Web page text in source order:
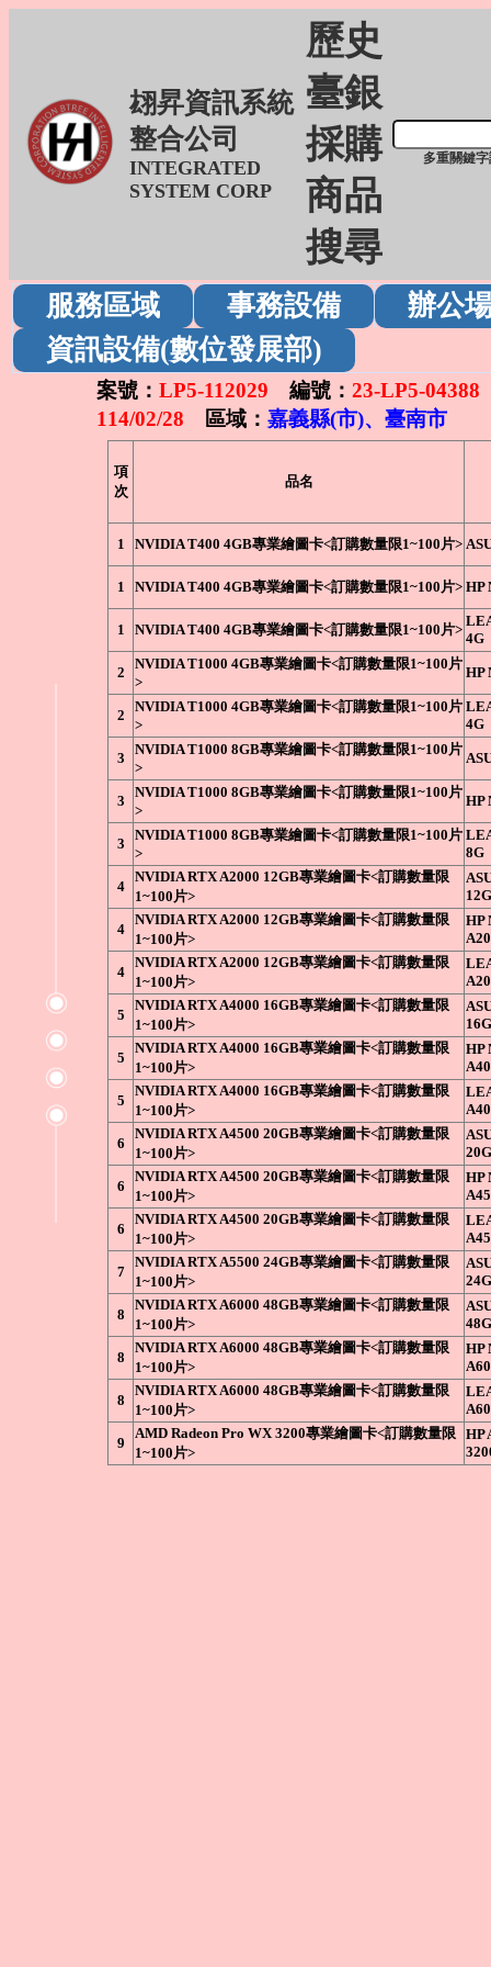
翃昇資訊系統
整合公司
INTEGRATED
SYSTEM CORP
歷史
臺銀
採購
商品
搜尋
多重關鍵
服務區域 事務設備
辦公
資訊設備(數位發展部)
案號： LP5-112029 編號： 23-LP5-04388
114/02/28 區域： 嘉義縣(市)、臺南市
項
次
品名
1 NVIDIA T400 4GB專業繪圖卡<訂購數量限1~100片>
1 NVIDIA T400 4GB專業繪圖卡<訂購數量限1~100片> HP
1 NVIDIA T400 4GB專業繪圖卡<訂購數量限1~100片>
4G
2
NVIDIA T1000 4GB專業繪圖卡<訂購數量限1~100片
>
HP
2
NVIDIA T1000 4GB專業繪圖卡<訂購數量限1~100片
>
4G
3
NVIDIA T1000 8GB專業繪圖卡<訂購數量限1~100片
>
3
NVIDIA T1000 8GB專業繪圖卡<訂購數量限1~100片
>
HP
3
NVIDIA T1000 8GB專業繪圖卡<訂購數量限1~100片
>
8G
4
NVIDIA RTX A2000 12GB專業繪圖卡<訂購數量限
1~100片>
4
NVIDIA RTX A2000 12GB專業繪圖卡<訂購數量限
1~100片>
HP
4
NVIDIA RTX A2000 12GB專業繪圖卡<訂購數量限
1~100片>
5
NVIDIA RTX A4000 16GB專業繪圖卡<訂購數量限
1~100片>
5
NVIDIA RTX A4000 16GB專業繪圖卡<訂購數量限
1~100片>
HP
5
NVIDIA RTX A4000 16GB專業繪圖卡<訂購數量限
1~100片>
6
NVIDIA RTX A4500 20GB專業繪圖卡<訂購數量限
1~100片>
6
NVIDIA RTX A4500 20GB專業繪圖卡<訂購數量限
1~100片>
HP
6
NVIDIA RTX A4500 20GB專業繪圖卡<訂購數量限
1~100片>
7
NVIDIA RTX A5500 24GB專業繪圖卡<訂購數量限
1~100片>
8
NVIDIA RTX A6000 48GB專業繪圖卡<訂購數量限
1~100片>
8
NVIDIA RTX A6000 48GB專業繪圖卡<訂購數量限
1~100片>
HP
8
NVIDIA RTX A6000 48GB專業繪圖卡<訂購數量限
1~100片>
9
AMD Radeon Pro WX 3200專業繪圖卡<訂購數量限
1~100片>
HP